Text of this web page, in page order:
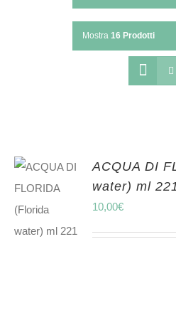
Mostra 16 Prodotti
AGGIUNGI
AL
ACQUA DI
water) ml
10,00€